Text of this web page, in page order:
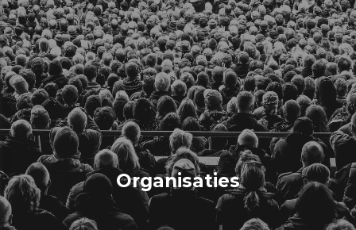
Organisaties